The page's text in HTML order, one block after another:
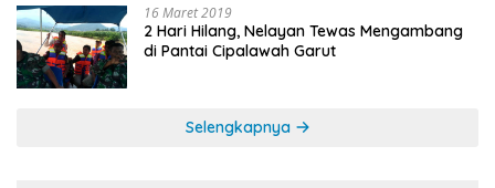
16 Maret 2019
2 Hari Hilang, Nelayan Tewas Mengambang
di Pantai Cipalawah Garut
Selengkapnya